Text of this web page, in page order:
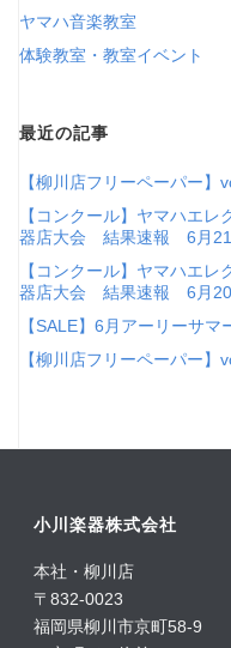
ヤマハ音楽教室
体験教室・教室イベント
最近の記事
【柳川店フリーペーパー
【コンクール】ヤマハエ
器店大会 結果速報 6月21
【コンクール】ヤマハエ
器店大会 結果速報 6月20
【SALE】6月アーリーサマ
【柳川店フリーペーパー
小川楽器株式会社
本社・柳川店
〒832-0023
福岡県柳川市京町58-9